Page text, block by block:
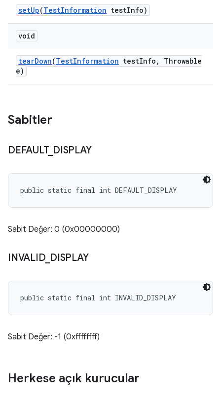
setUp(TestInformation testInfo)
void
tearDown(TestInformation testInfo ,
Throwable
e)
Sabitler
DEFAULT_ DISPLAY
public static final int DEFAULT_DISPLAY
Sabit Değer: 0 (0x00000000)
INVALID_ DISPLAY
public static final int INVALID_DISPLAY
Sabit Değer: -1 (0xffffffff)
Herkese açık kurucular